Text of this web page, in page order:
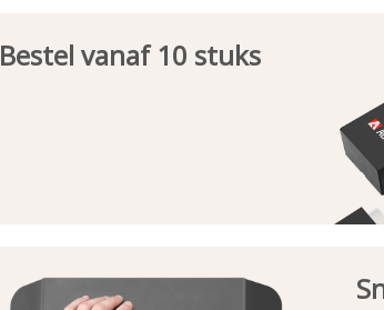
Bestel vanaf 10 stuks